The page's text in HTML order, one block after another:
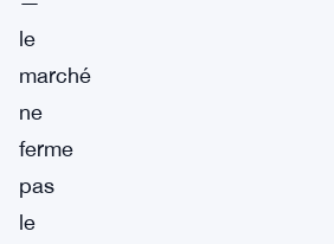
le
marché
ne
ferme
pas
le